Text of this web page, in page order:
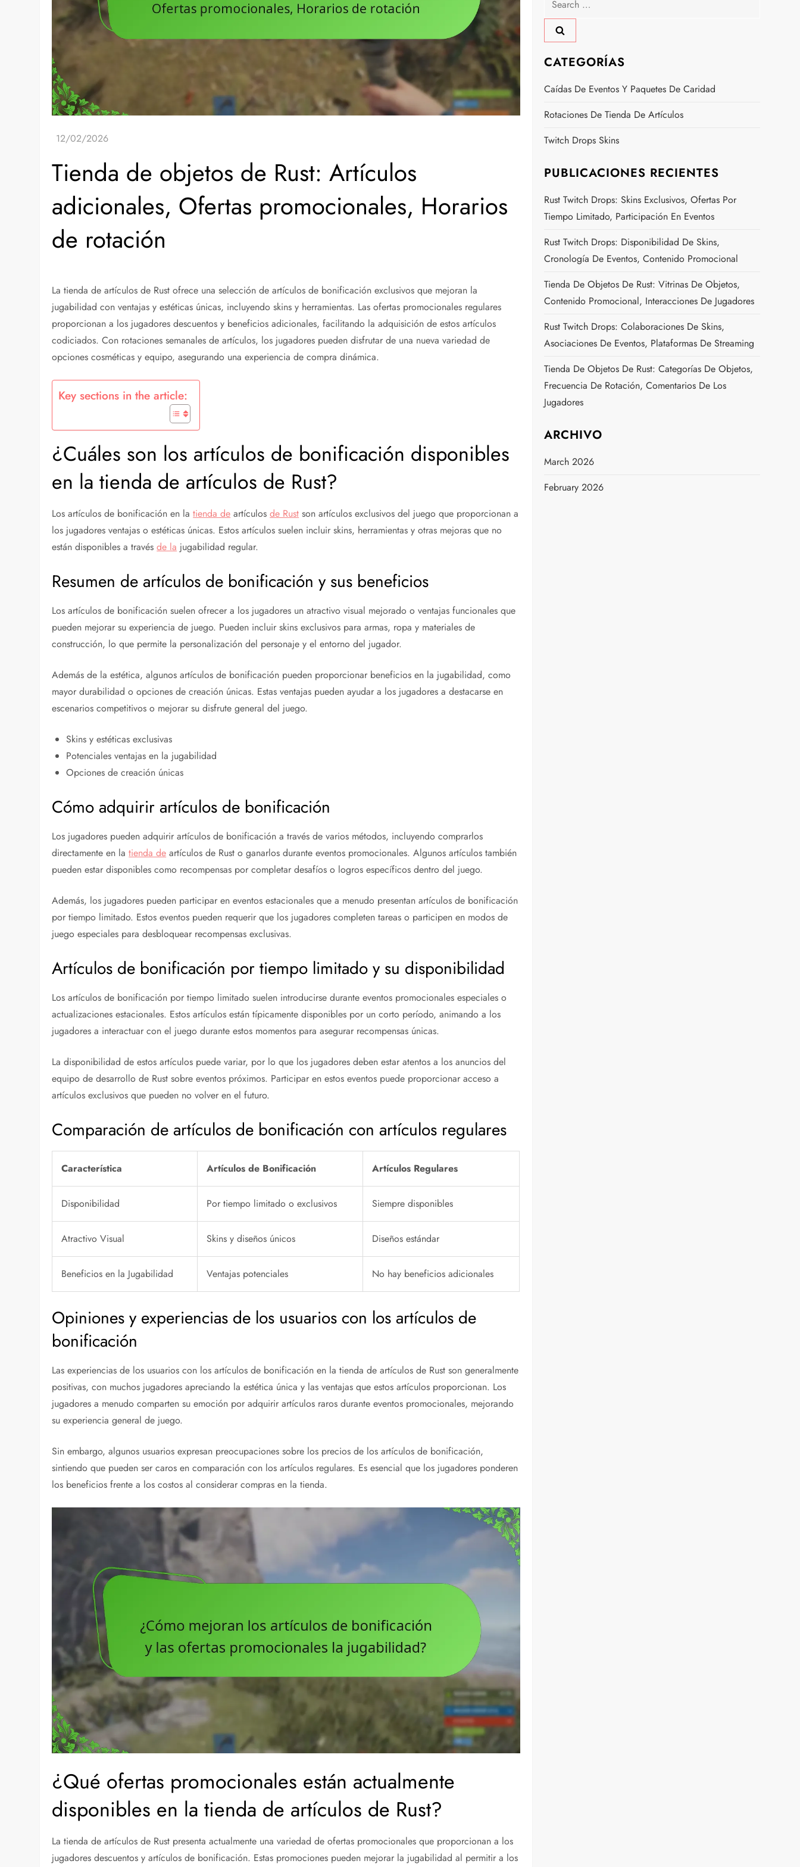
Tienda de objetos de Rust: Artículos
adicionales, Ofertas promocionales, Horarios
de rotación
La tienda de artículos de Rust ofrece una selección de artículos de bonificación exclusivos que mejoran la
jugabilidad con ventajas y estéticas únicas, incluyendo skins y herramientas. Las ofertas promocionales regulares
proporcionan a los jugadores descuentos y beneficios adicionales, facilitando la adquisición de estos artículos
codiciados. Con rotaciones semanales de artículos, los jugadores pueden disfrutar de una nueva variedad de
opciones cosméticas y equipo, asegurando una experiencia de compra dinámica.
Key sections in the article:
¿Cuáles son los artículos de bonificación disponibles
en la tienda de artículos de Rust?
Los artículos de bonificación en latienda de artículosde Rust son artículos exclusivos del juego que proporcionan a
los jugadores ventajas o estéticas únicas. Estos artículos suelen incluir skins, herramientas y otras mejoras que no
están disponibles a travésde la jugabilidad regular.
Resumen de artículos de bonificación y sus beneficios
Los artículos de bonificación suelen ofrecer a los jugadores un atractivo visual mejorado o ventajas funcionales que
pueden mejorar su experiencia de juego. Pueden incluir skins exclusivos para armas, ropa y materiales de
construcción, lo que permite la personalización del personaje y el entorno del jugador.
Además de la estética, algunos artículos de bonificación pueden proporcionar beneficios en la jugabilidad, como
mayor durabilidad o opciones de creación únicas. Estas ventajas pueden ayudar a los jugadores a destacarse en
escenarios competitivos o mejorar su disfrute general del juego.
Skins y estéticas exclusivas
Potenciales ventajas en la jugabilidad
Opciones de creación únicas
Cómo adquirir artículos de bonificación
Los jugadores pueden adquirir artículos de bonificación a través de varios métodos, incluyendo comprarlos
directamente en latienda de artículos de Rust o ganarlos durante eventos promocionales. Algunos artículos también
pueden estar disponibles como recompensas por completar desafíos o logros específicos dentro del juego.
Además, los jugadores pueden participar en eventos estacionales que a menudo presentan artículos de bonificación
por tiempo limitado. Estos eventos pueden requerir que los jugadores completen tareas o participen en modos de
juego especiales para desbloquear recompensas exclusivas.
Artículos de bonificación por tiempo limitado y su disponibilidad
Los artículos de bonificación por tiempo limitado suelen introducirse durante eventos promocionales especiales o
actualizaciones estacionales. Estos artículos están típicamente disponibles por un corto período, animando a los
jugadores a interactuar con el juego durante estos momentos para asegurar recompensas únicas.
La disponibilidad de estos artículos puede variar, por lo que los jugadores deben estar atentos a los anuncios del
equipo de desarrollo de Rust sobre eventos próximos. Participar en estos eventos puede proporcionar acceso a
artículos exclusivos que pueden no volver en el futuro.
Comparación de artículos de bonificación con artículos regulares
Característica Artículos de Bonificación Artículos Regulares
Disponibilidad Por tiempo limitado o exclusivos Siempre disponibles
Atractivo Visual Skins y diseños únicos Diseños estándar
Beneficios en la Jugabilidad Ventajas potenciales No hay beneficios adicionales
Opiniones y experiencias de los usuarios con los artículos de
bonificación
Las experiencias de los usuarios con los artículos de bonificación en la tienda de artículos de Rust son generalmente
positivas, con muchos jugadores apreciando la estética única y las ventajas que estos artículos proporcionan. Los
jugadores a menudo comparten su emoción por adquirir artículos raros durante eventos promocionales, mejorando
su experiencia general de juego.
Sin embargo, algunos usuarios expresan preocupaciones sobre los precios de los artículos de bonificación,
sintiendo que pueden ser caros en comparación con los artículos regulares. Es esencial que los jugadores ponderen
los beneficios frente a los costos al considerar compras en la tienda.
¿Qué ofertas promocionales están actualmente
disponibles en la tienda de artículos de Rust?
La tienda de artículos de Rust presenta actualmente una variedad de ofertas promocionales que proporcionan a los
jugadores descuentos y artículos de bonificación. Estas promociones pueden mejorar la jugabilidad al permitir a los
for:
CATEGORÍAS
Caídas De Eventos Y Paquetes De Caridad
Rotaciones De Tienda De Artículos
Twitch Drops Skins
PUBLICACIONES RECIENTES
Rust Twitch Drops: Skins Exclusivos, Ofertas Por
Tiempo Limitado, Participación En Eventos
Rust Twitch Drops: Disponibilidad De Skins,
Cronología De Eventos, Contenido Promocional
Tienda De Objetos De Rust: Vitrinas De Objetos,
Contenido Promocional, Interacciones De Jugadores
Rust Twitch Drops: Colaboraciones De Skins,
Asociaciones De Eventos, Plataformas De Streaming
Tienda De Objetos De Rust: Categorías De Objetos,
Frecuencia De Rotación, Comentarios De Los
Jugadores
ARCHIVO
March 2026
February 2026